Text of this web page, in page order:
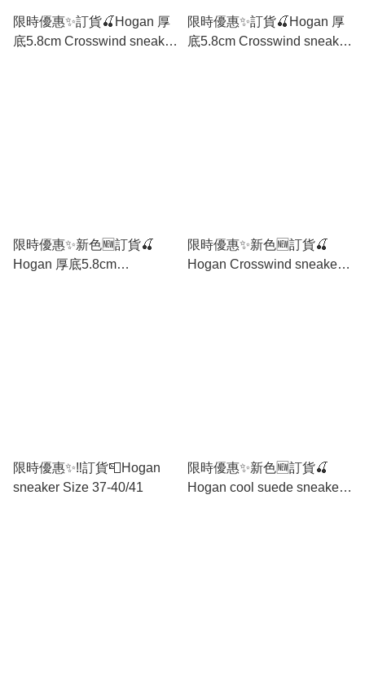
限時優惠✨訂貨🍒Hogan 厚
底5.8cm Crosswind sneaker
限時優惠✨訂貨🍒Hogan 厚
底5.8cm Crosswind sneaker
限時優惠✨新色🆕訂貨🍒
Hogan 厚底5.8cm
限時優惠✨新色🆕訂貨🍒
Hogan Crosswind sneaker
限時優惠✨‼️訂貨📮Hogan
sneaker Size 37-40/41
限時優惠✨新色🆕訂貨🍒
Hogan cool suede sneaker